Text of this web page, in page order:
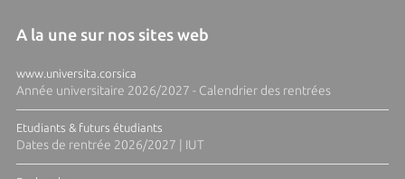
A la une sur nos sites web
www.universita.corsica
Année universitaire 2026/2027 - Calendrier des rentrées
Etudiants & futurs étudiants
Dates de rentrée 2026/2027 | IUT